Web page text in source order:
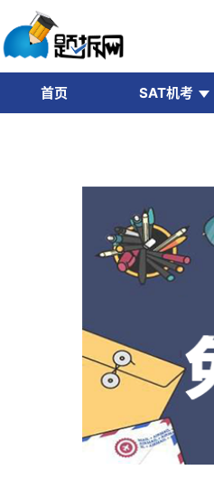
首页 SAT机考